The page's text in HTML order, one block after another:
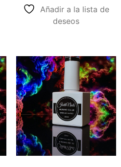
Añadir a la lista de
deseos